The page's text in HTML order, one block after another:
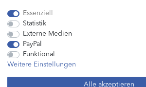
Essenziell
Statistik
Externe Medien
PayPal
Funktional
Weitere Einstellungen
Alle akzeptieren